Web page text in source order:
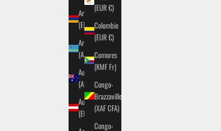
(EUR €)
Colombie
(EUR €)
Comores
(KMF Fr)
Congo-
Brazzaville
(XAF CFA)
Congo-
Arménie
(EUR €)
Aruba
(AWG ƒ)
Australie
(AUD $)
Autriche
(EUR €)